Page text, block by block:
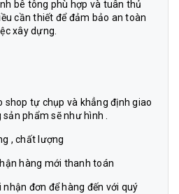
bê tông phù hợp và tuân thủ
cần thiết để đảm bảo an toàn
xây dựng.
shop tự chụp và khẳng định giao
phẩm sẽ như hình .
, chất lượng
hàng mới thanh toán
đơn để hàng đến với quý